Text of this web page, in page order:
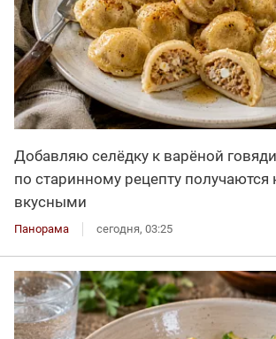
Добавляю селёдку к варёной
по старинному рецепту
вкусными
Панорама сегодня, 03:25